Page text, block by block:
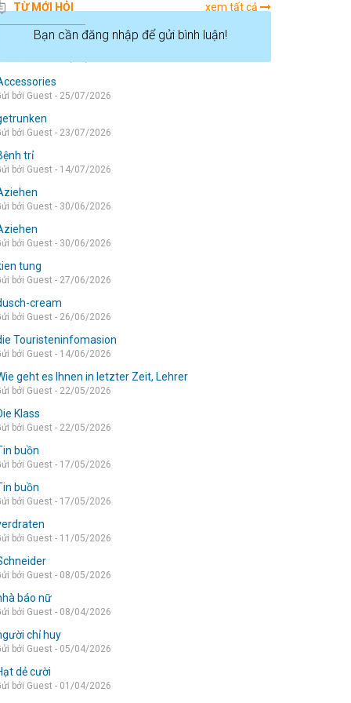
Bạn cần đăng nhập để gửi bình luận!
TỪ MỚI HỎI xem tất cả
die wohnung
bởi Guest - 25/07/2026
bởi Guest - 23/07/2026
trỉ
bởi Guest - 14/07/2026
bởi Guest - 30/06/2026
bởi Guest - 30/06/2026
tung
bởi Guest - 27/06/2026
cream
bởi Guest - 26/06/2026
Touristeninfomasion
bởi Guest - 14/06/2026
geht es Ihnen in letzter Zeit, Lehrer
bởi Guest - 22/05/2026
Klass
bởi Guest - 22/05/2026
buồn
bởi Guest - 17/05/2026
buồn
bởi Guest - 17/05/2026
bởi Guest - 11/05/2026
bởi Guest - 08/05/2026
báo nữ
bởi Guest - 08/04/2026
chỉ huy
bởi Guest - 05/04/2026
dẻ cười
bởi Guest - 01/04/2026